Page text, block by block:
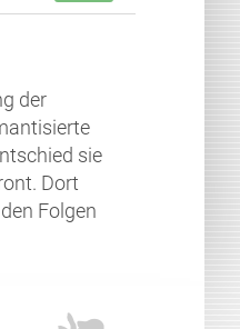
der
sie
Dort
Folgen